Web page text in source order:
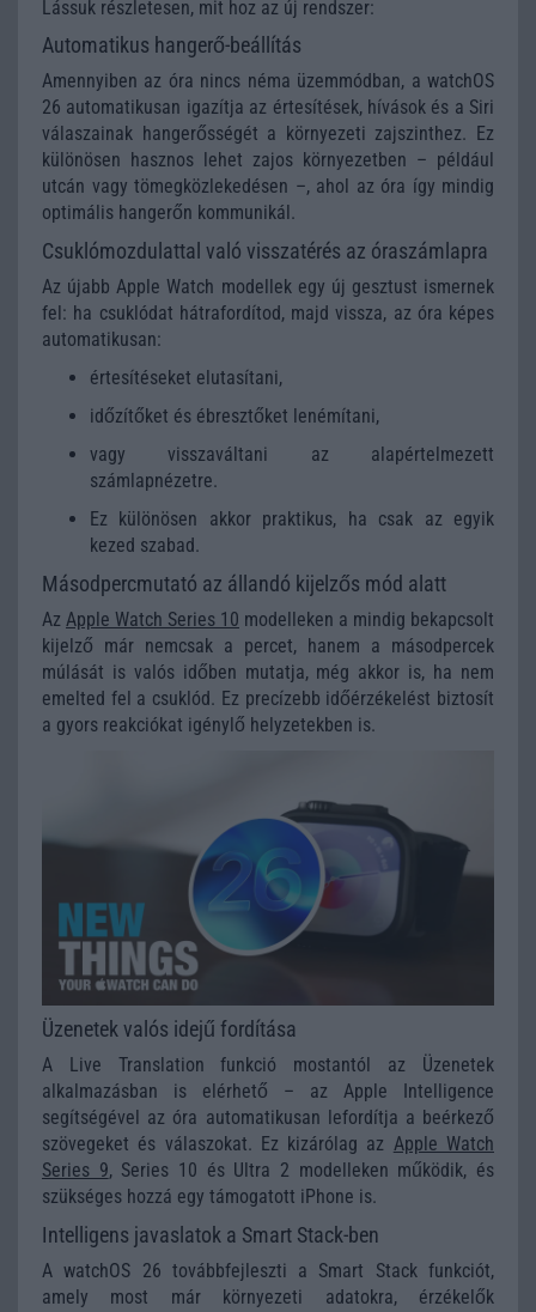
Lássuk részletesen, mit hoz az új rendszer:
Automatikus hangerő-beállítás
Amennyiben az óra nincs néma üzemmódban, a watchOS
26 automatikusan igazítja az értesítések, hívások és a Siri
válaszainak hangerősségét a környezeti zajszinthez. Ez
különösen hasznos lehet zajos környezetben – például
utcán vagy tömegközlekedésen –, ahol az óra így mindig
optimális hangerőn kommunikál.
Csuklómozdulattal való visszatérés az óraszámlapra
Az újabb Apple Watch modellek egy új gesztust ismernek
fel: ha csuklódat hátrafordítod, majd vissza, az óra képes
automatikusan:
értesítéseket elutasítani,
időzítőket és ébresztőket lenémítani,
vagy visszaváltani az alapértelmezett
számlapnézetre.
Ez különösen akkor praktikus, ha csak az egyik
kezed szabad.
Másodpercmutató az állandó kijelzős mód alatt
Az Apple Watch Series 10 modelleken a mindig bekapcsolt
kijelző már nemcsak a percet, hanem a másodpercek
múlását is valós időben mutatja, még akkor is, ha nem
emelted fel a csuklód. Ez precízebb időérzékelést biztosít
a gyors reakciókat igénylő helyzetekben is.
Üzenetek valós idejű fordítása
A Live Translation funkció mostantól az Üzenetek
alkalmazásban is elérhető – az Apple Intelligence
segítségével az óra automatikusan lefordítja a beérkező
szövegeket és válaszokat. Ez kizárólag az Apple Watch
Series 9, Series 10 és Ultra 2 modelleken működik, és
szükséges hozzá egy támogatott iPhone is.
Intelligens javaslatok a Smart Stack-ben
A watchOS 26 továbbfejleszti a Smart Stack funkciót,
amely most már környezeti adatokra, érzékelők